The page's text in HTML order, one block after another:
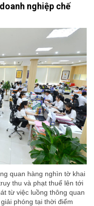
nghiệp chế
quan hàng nghìn tờ khai
thu và phạt thuế lên tới
từ việc luồng thông quan
phóng tại thời điểm